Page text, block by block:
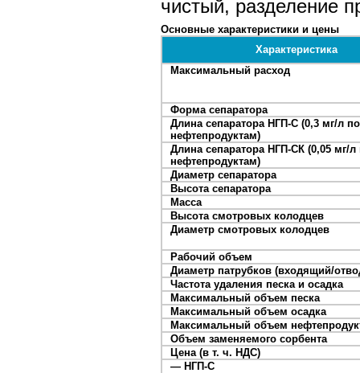
чистый, разделение
Основные характеристики и цены
Характеристика
Максимальный расход
Форма сепаратора
Длина сепаратора НГП-С (0,3 мг/л по
нефтепродуктам)
Длина сепаратора НГП-СК (0,05 мг/л
нефтепродуктам)
Диаметр сепаратора
Высота сепаратора
Масса
Высота смотровых колодцев
Диаметр смотровых колодцев
Рабочий объем
Диаметр патрубков (входящий/
Частота удаления песка и осадка
Максимальный объем песка
Максимальный объем осадка
Максимальный объем
Объем заменяемого сорбента
Цена (в т. ч. НДС)
— НГП-С